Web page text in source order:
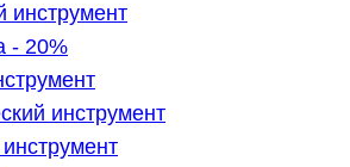
инструмент
- 20%
инструмент